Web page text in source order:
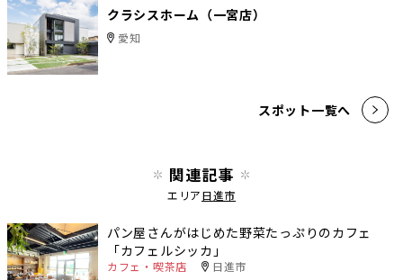
クラシスホーム（一宮店）
愛知
スポット一覧へ
関連記事
エリア日進市
パン屋さんがはじめた野菜たっぷりのカフェ
「カフェルシッカ」
カフェ・喫茶店 日進市